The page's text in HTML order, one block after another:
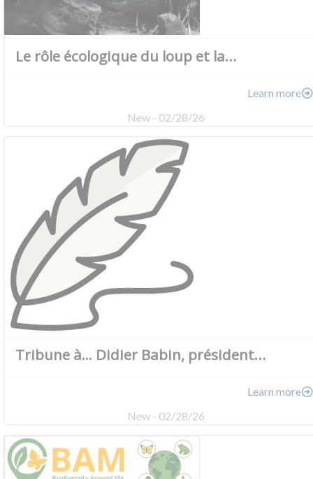
Le rôle écologique du loup et la…
Learn more
New - 02/28/26
Tribune à... Didier Babin, président…
Learn more
New - 02/28/26